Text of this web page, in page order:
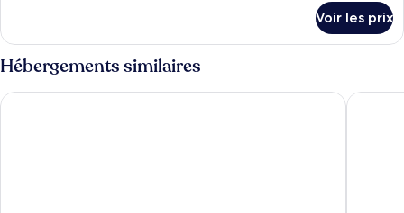
Appartement,
chambres
le
type
de
chambre
Appartement,
Voir les prix
Hébergements similaires
Anamar Skiathos Hotel Core